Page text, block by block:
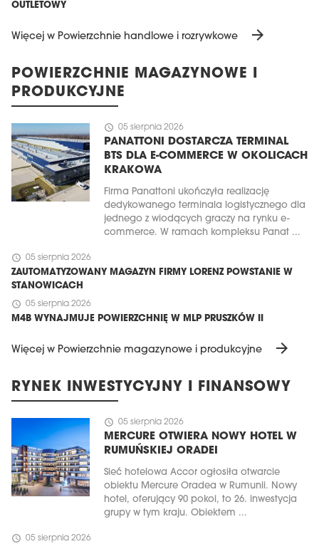
OUTLETOWY
Więcej w Powierzchnie handlowe i rozrywkowe arrow_forward
POWIERZCHNIE MAGAZYNOWE I
PRODUKCYJNE
schedule 05 sierpnia 2026
PANATTONI DOSTARCZA TERMINAL
BTS DLA E-COMMERCE W OKOLICACH
KRAKOWA
Firma Panattoni ukończyła realizację
dedykowanego terminala logistycznego dla
jednego z wiodących graczy na rynku e-
commerce. W ramach kompleksu Panat ...
schedule 05 sierpnia 2026
ZAUTOMATYZOWANY MAGAZYN FIRMY LORENZ POWSTANIE W
STANOWICACH
schedule 05 sierpnia 2026
M4B WYNAJMUJE POWIERZCHNIĘ W MLP PRUSZKÓW II
Więcej w Powierzchnie magazynowe i produkcyjne arrow_forward
RYNEK INWESTYCYJNY I FINANSOWY
schedule 05 sierpnia 2026
MERCURE OTWIERA NOWY HOTEL W
RUMUŃSKIEJ ORADEI
Sieć hotelowa Accor ogłosiła otwarcie
obiektu Mercure Oradea w Rumunii. Nowy
hotel, oferujący 90 pokoi, to 26. inwestycja
grupy w tym kraju. Obiektem ...
schedule 05 sierpnia 2026